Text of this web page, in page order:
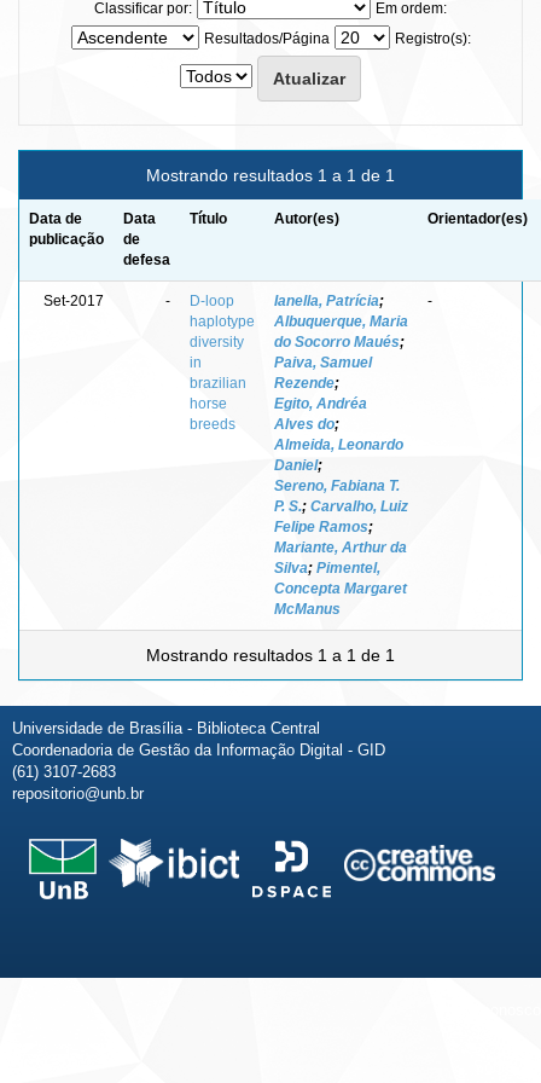
Classificar por:
Em ordem:
Resultados/Página
Registro(s):
Mostrando resultados 1 a 1 de 1
Data de
publicação
Data
de
defesa
Título Autor(es) Orientador(es)
Set-2017 -
D-loop
haplotype
diversity
in
brazilian
horse
breeds
Ianella, Patrícia;
Albuquerque, Maria
do Socorro Maués;
Paiva, Samuel
Rezende;
Egito, Andréa
Alves do;
Almeida, Leonardo
Daniel;
Sereno, Fabiana T.
P. S.; Carvalho, Luiz
Felipe Ramos;
Mariante, Arthur da
Silva; Pimentel,
Concepta Margaret
McManus
-
Mostrando resultados 1 a 1 de 1
Universidade de Brasília - Biblioteca Central
Coordenadoria de Gestão da Informação Digital - GID
(61) 3107-2683
repositorio@unb.br